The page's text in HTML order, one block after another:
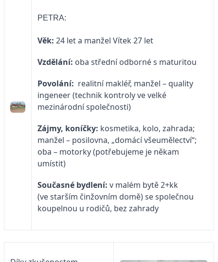
PETRA:
Věk: 24 let a manžel Vítek 27 let
Vzdělání: oba střední odborné s maturitou
Povolání: realitní makléř, manžel – quality
ingeneer (technik kontroly ve velké
mezinárodní společnosti)
Zájmy, koníčky: kosmetika, kolo, zahrada;
manžel – posilovna, „domácí všeumělectví“;
oba – motorky (potřebujeme je někam
umístit)
Současné bydlení: v malém bytě 2+kk
(ve starším činžovním domě) se společnou
koupelnou u rodičů, bez zahrady